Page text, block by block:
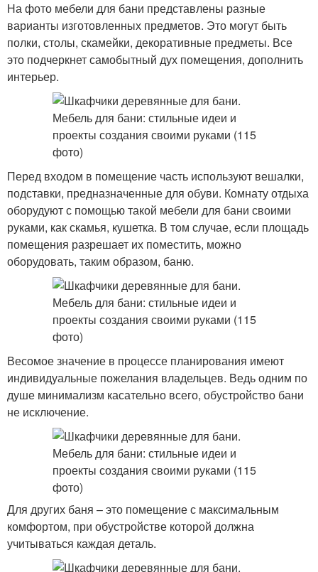
На фото мебели для бани представлены разные
варианты изготовленных предметов. Это могут быть
полки, столы, скамейки, декоративные предметы. Все
это подчеркнет самобытный дух помещения, дополнить
интерьер.
Перед входом в помещение часть используют вешалки,
подставки, предназначенные для обуви. Комнату отдыха
оборудуют с помощью такой мебели для бани своими
руками, как скамья, кушетка. В том случае, если площадь
помещения разрешает их поместить, можно
оборудовать, таким образом, баню.
Весомое значение в процессе планирования имеют
индивидуальные пожелания владельцев. Ведь одним по
душе минимализм касательно всего, обустройство бани
не исключение.
Для других баня – это помещение с максимальным
комфортом, при обустройстве которой должна
учитываться каждая деталь.